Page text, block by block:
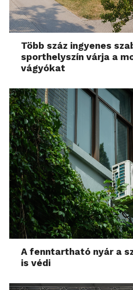
Több száz ingyenes
sporthelyszín várja a
vágyókat
A fenntartható nyár a
is védi